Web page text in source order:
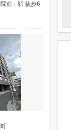
前」駅 徒歩6